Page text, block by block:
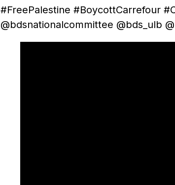
#FreePalestine #BoycottCarrefour
@bdsnationalcommittee @bds_ulb